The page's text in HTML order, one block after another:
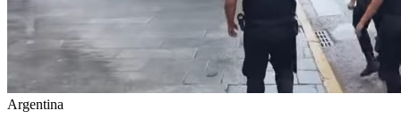
Argentina